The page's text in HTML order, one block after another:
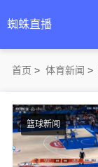
蜘蛛直播
首页 > 体育新闻 >
篮球新闻